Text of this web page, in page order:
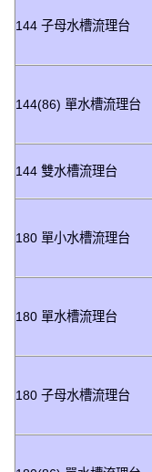
144 子母水槽流理台
144(86) 單水槽流理台
144 雙水槽流理台
180 單小水槽流理台
180 單水槽流理台
180 子母水槽流理台